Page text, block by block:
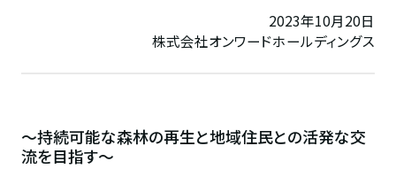
2023年10月20日
株式会社オンワードホールディングス
～持続可能な森林の再生と地域住民との活発な交
流を目指す～